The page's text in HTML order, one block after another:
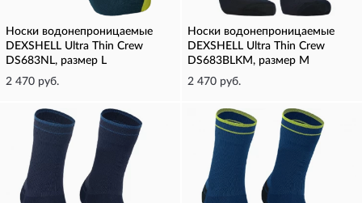
Носки водонепроницаемые
DEXSHELL Ultra Thin Crew
DS683NL, размер L
2 470 руб.
Носки водонепроницаемые
DEXSHELL Ultra Thin Crew
DS683BLKM, размер M
2 470 руб.